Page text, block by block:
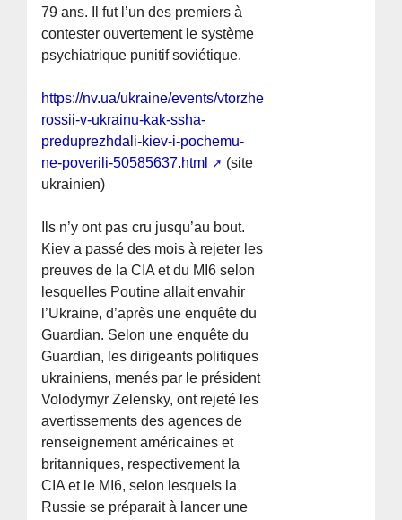
79 ans. Il fut l’un des premiers à
contester ouvertement le système
psychiatrique punitif soviétique.
https://nv.ua/ukraine/events/vtorzhenie-
rossii-v-ukrainu-kak-ssha-
preduprezhdali-kiev-i-pochemu-
ne-poverili-50585637.html
(site
ukrainien)
Ils n’y ont pas cru jusqu’au bout.
Kiev a passé des mois à rejeter les
preuves de la CIA et du MI6 selon
lesquelles Poutine allait envahir
l’Ukraine, d’après une enquête du
Guardian. Selon une enquête du
Guardian, les dirigeants politiques
ukrainiens, menés par le président
Volodymyr Zelensky, ont rejeté les
avertissements des agences de
renseignement américaines et
britanniques, respectivement la
CIA et le MI6, selon lesquels la
Russie se préparait à lancer une